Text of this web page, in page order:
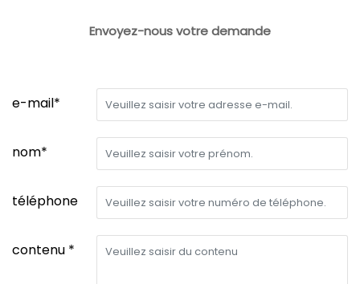
Envoyez-nous votre demande
e-mail*
nom*
téléphone
contenu *